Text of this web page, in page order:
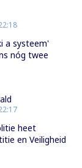
a systeem'
nóg twee
heet
en Veiligheid